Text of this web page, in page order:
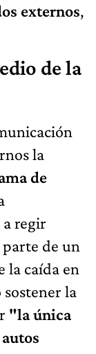
externos,
de la
la
de
a regir
parte de un
la caída en
la
"la única